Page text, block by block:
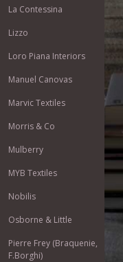
La Contessina
Lizzo
Loro Piana Interiors
Manuel Canovas
Marvic Textiles
Morris & Co
Mulberry
MYB Textiles
Nobilis
Osborne & Little
Pierre Frey (Braquenie,
F.Borghi)